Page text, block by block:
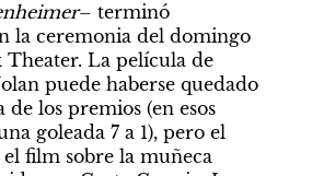
– terminó
la ceremonia del domingo
Theater. La película de
puede haberse quedado
los premios (en esos
goleada 7 a 1), pero el
film sobre la muñeca